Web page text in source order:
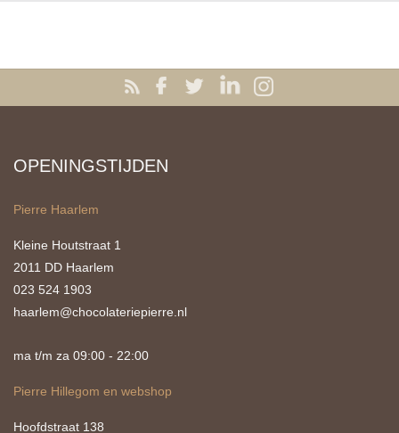
OPENINGSTIJDEN
Pierre Haarlem
Kleine Houtstraat 1
2011 DD Haarlem
023 524 1903
haarlem@chocolateriepierre.nl
ma t/m za 09:00 - 22:00
Pierre Hillegom en webshop
Hoofdstraat 138